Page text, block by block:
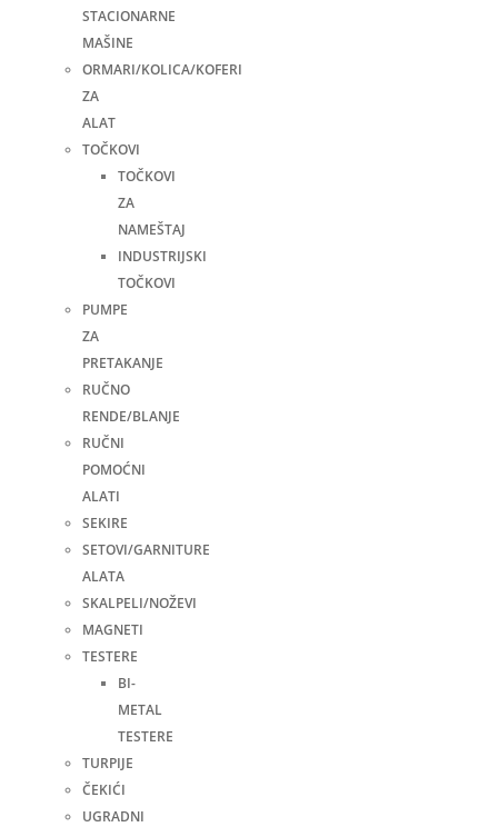
STACIONARNE
MAŠINE
ORMARI/KOLICA/KOFERI
ZA
ALAT
TOČKOVI
TOČKOVI
ZA
NAMEŠTAJ
INDUSTRIJSKI
TOČKOVI
PUMPE
ZA
PRETAKANJE
RUČNO
RENDE/BLANJE
RUČNI
POMOĆNI
ALATI
SEKIRE
SETOVI/GARNITURE
ALATA
SKALPELI/NOŽEVI
MAGNETI
TESTERE
BI-
METAL
TESTERE
TURPIJE
ČEKIĆI
UGRADNI